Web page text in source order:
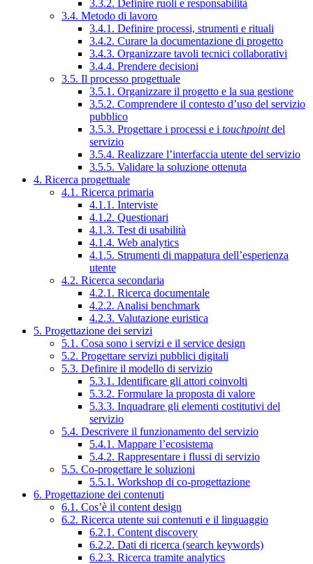
3.3.2. Definire ruoli e responsabilità
3.4. Metodo di lavoro
3.4.1. Definire processi, strumenti e rituali
3.4.2. Curare la documentazione di progetto
3.4.3. Organizzare tavoli tecnici collaborativi
3.4.4. Prendere decisioni
3.5. Il processo progettuale
3.5.1. Organizzare il progetto e la sua gestione
3.5.2. Comprendere il contesto d’uso del servizio
pubblico
3.5.3. Progettare i processi e i touchpointdel
servizio
3.5.4. Realizzare l’interfaccia utente del servizio
3.5.5. Validare la soluzione ottenuta
4. Ricerca progettuale
4.1. Ricerca primaria
4.1.1. Interviste
4.1.2. Questionari
4.1.3. Test di usabilità
4.1.4. Web analytics
4.1.5. Strumenti di mappatura dell’esperienza
utente
4.2. Ricerca secondaria
4.2.1. Ricerca documentale
4.2.2. Analisi benchmark
4.2.3. Valutazione euristica
5. Progettazione dei servizi
5.1. Cosa sono i servizi e il service design
5.2. Progettare servizi pubblici digitali
5.3. Definire il modello di servizio
5.3.1. Identificare gli attori coinvolti
5.3.2. Formulare la proposta di valore
5.3.3. Inquadrare gli elementi costitutivi del
servizio
5.4. Descrivere il funzionamento del servizio
5.4.1. Mappare l’ecosistema
5.4.2. Rappresentare i flussi di servizio
5.5. Co-progettare le soluzioni
5.5.1. Workshop di co-progettazione
6. Progettazione dei contenuti
6.1. Cos’è il content design
6.2. Ricerca utente sui contenuti e il linguaggio
6.2.1. Content discovery
6.2.2. Dati di ricerca (search keywords)
6.2.3. Ricerca tramite analytics